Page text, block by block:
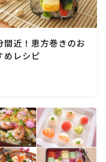
間近！恵方巻きのお
めレシピ